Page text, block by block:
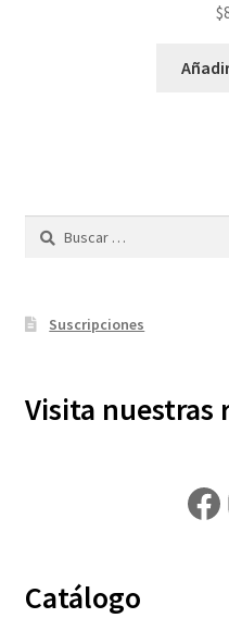
$
Buscar:
Suscripciones
Visita nuestras
Catálogo